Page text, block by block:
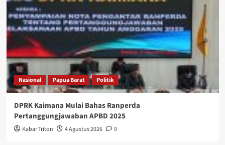
Nasional Papua Barat Politik
DPRK Kaimana Mulai Bahas Ranperda
Pertanggungjawaban APBD 2025
Kabar Triton 4 Agustus 2026 0